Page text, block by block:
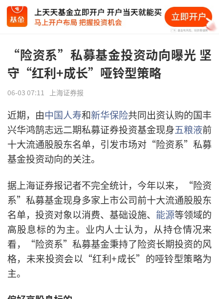
“险资系”私募基金投资动向曝光 坚
守“红利+成长”哑铃型策略
06-03 07:11 上海证券报
近期，由中国人寿和新华保险共同出资认购的国丰
兴华鸿鹄志远二期私募证券投资基金现身五粮液前
十大流通股股东名单，引发市场对“险资系”私募
基金投资动向的关注。
据上海证券报记者不完全统计，今年以来，“险资
系”私募基金现身多家上市公司前十大流通股股东
名单，投资对象以消费、基础设施、 能源等领域的
高股息标的为主。业内人士认为，从持仓情况来
看，“险资系”私募基金秉持了险资长期投资的风
格，未来投资会以“红利+成长”的哑铃型策略为
主。